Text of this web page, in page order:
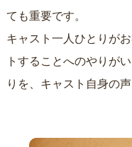
ても重要です。
キャスト一人ひとりが
トすることへのやりが
りを、キャスト自身の